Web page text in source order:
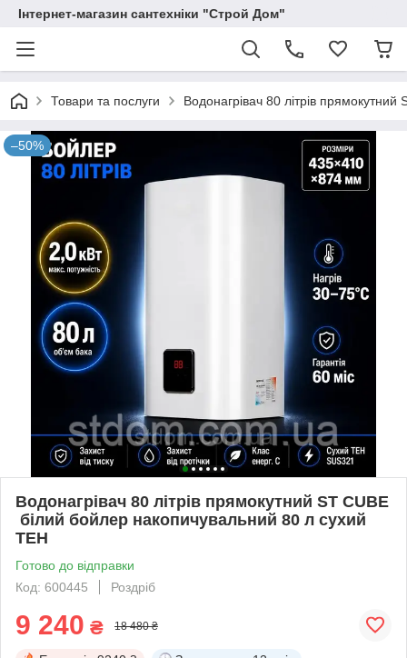
Інтернет-магазин сантехніки "Строй Дом"
Товари та послуги Водонагрівач 80 літрів
–50%
Водонагрівач 80 літрів прямокутний ST CUBE
білий бойлер накопичувальний 80 л сухий
ТЕН
Готово до відправки
Код: 600445
Роздріб
9 240 ₴ 18 480 ₴